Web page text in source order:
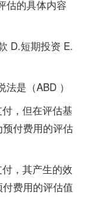
的具体内容
D.短期投资 E.
是（ABD ）
，但在评估基
付费用的评估
，其产生的效
费用的评估值